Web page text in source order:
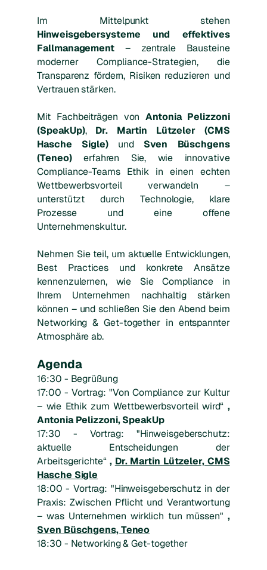
Im Mittelpunkt stehen
Hinweisgebersysteme und effektives
Fallmanagement – zentrale Bausteine
moderner Compliance-Strategien, die
Transparenz fördern, Risiken reduzieren und
Vertrauen stärken.
Mit Fachbeiträgen vonAntonia Pelizzoni
(SpeakUp), Dr. Martin Lützeler (CMS
Hasche Sigle)und Sven Büschgens
(Teneo)erfahren Sie, wie innovative
Compliance-Teams Ethik in einen echten
Wettbewerbsvorteil verwandeln –
unterstützt durch Technologie, klare
Prozesse und eine offene
Unternehmenskultur.
Nehmen Sie teil, um aktuelle Entwicklungen,
Best Practices und konkrete Ansätze
kennenzulernen, wie Sie Compliance in
Ihrem Unternehmen nachhaltig stärken
können – und schließen Sie den Abend beim
Networking & Get-together in entspannter
Atmosphäre ab.
Agenda
16:30 - Begrüßung
17:00 - Vortrag: "Von Compliance zur Kultur
– wie Ethik zum Wettbewerbsvorteil wird“ ,
Antonia Pelizzoni, SpeakUp
17:30 - Vortrag: "Hinweisgeberschutz:
aktuelle Entscheidungen der
Arbeitsgerichte“ , Dr. Martin Lützeler, CMS
Hasche Sigle
18:00 - Vortrag: "Hinweisgeberschutz in der
Praxis: Zwischen Pflicht und Verantwortung
– was Unternehmen wirklich tun müssen" ,
Sven Büschgens, Teneo
18:30 - Networking & Get-together